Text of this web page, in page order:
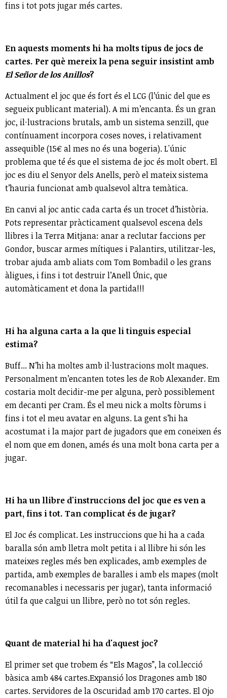
fins i tot pots jugar més cartes.
En aquests moments hi ha molts tipus de jocs de
cartes. Per què mereix la pena seguir insistint amb
El Señor de los Anillos?
Actualment el joc que és fort és el LCG (l’únic del que es
segueix publicant material). A mi m’encanta. És un gran
joc, il·lustracions brutals, amb un sistema senzill, que
contínuament incorpora coses noves, i relativament
assequible (15€ al mes no és una bogeria). L'únic
problema que té és que el sistema de joc és molt obert. El
joc es diu el Senyor dels Anells, però el mateix sistema
t’hauria funcionat amb qualsevol altra temàtica.
En canvi al joc antic cada carta és un trocet d’història.
Pots representar pràcticament qualsevol escena dels
llibres i la Terra Mitjana: anar a reclutar faccions per
Gondor, buscar armes mítiques i Palantirs, utilitzar-les,
trobar ajuda amb aliats com Tom Bombadil o les grans
àligues, i fins i tot destruir l’Anell Únic, que
automàticament et dona la partida!!!
Hi ha alguna carta a la que li tinguis especial
estima?
Buff... N’hi ha moltes amb il·lustracions molt maques.
Personalment m’encanten totes les de Rob Alexander. Em
costaria molt decidir-me per alguna, però possiblement
em decanti per Cram. És el meu nick a molts fòrums i
fins i tot el meu avatar en alguns. La gent s’hi ha
acostumat i la major part de jugadors que em coneixen és
el nom que em donen, amés és una molt bona carta per a
jugar.
Hi ha un llibre d'instruccions del joc que es ven a
part, fins i tot. Tan complicat és de jugar?
El Joc és complicat. Les instruccions que hi ha a cada
baralla són amb lletra molt petita i al llibre hi són les
mateixes regles més ben explicades, amb exemples de
partida, amb exemples de baralles i amb els mapes (molt
recomanables i necessaris per jugar), tanta informació
útil fa que calgui un llibre, però no tot són regles.
Quant de material hi ha d'aquest joc?
El primer set que trobem és “Els Magos”, la col.lecció
bàsica amb 484 cartes.Expansió los Dragones amb 180
cartes. Servidores de la Oscuridad amb 170 cartes. El Ojo